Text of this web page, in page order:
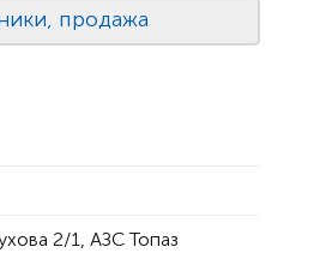
продажа
2/1, АЗС Топаз